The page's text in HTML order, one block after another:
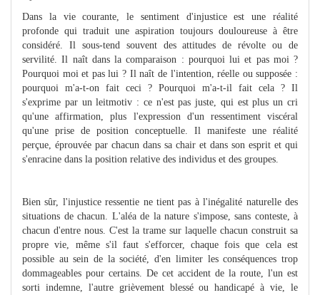
Dans la vie courante, le sentiment d'injustice est une réalité
profonde qui traduit une aspiration toujours douloureuse à être
considéré. Il sous-tend souvent des attitudes de révolte ou de
servilité. Il naît dans la comparaison : pourquoi lui et pas moi ?
Pourquoi moi et pas lui ? Il naît de l'intention, réelle ou supposée :
pourquoi m'a-t-on fait ceci ? Pourquoi m'a-t-il fait cela ? Il
s'exprime par un leitmotiv : ce n'est pas juste, qui est plus un cri
qu'une affirmation, plus l'expression d'un ressentiment viscéral
qu'une prise de position conceptuelle. Il manifeste une réalité
perçue, éprouvée par chacun dans sa chair et dans son esprit et qui
s'enracine dans la position relative des individus et des groupes.
Bien sûr, l'injustice ressentie ne tient pas à l'inégalité naturelle des
situations de chacun. L'aléa de la nature s'impose, sans conteste, à
chacun d'entre nous. C'est la trame sur laquelle chacun construit sa
propre vie, même s'il faut s'efforcer, chaque fois que cela est
possible au sein de la société, d'en limiter les conséquences trop
dommageables pour certains. De cet accident de la route, l'un est
sorti indemne, l'autre grièvement blessé ou handicapé à vie, le